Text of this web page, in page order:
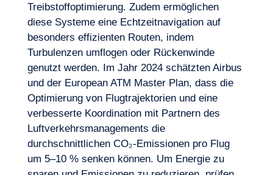
Treibstoffoptimierung. Zudem ermöglichen
diese Systeme eine Echtzeitnavigation auf
besonders effizienten Routen, indem
Turbulenzen umflogen oder Rückenwinde
genutzt werden. Im Jahr 2024 schätzten Airbus
und der European ATM Master Plan, dass die
Optimierung von Flugtrajektorien und eine
verbesserte Koordination mit Partnern des
Luftverkehrsmanagements die
durchschnittlichen CO₂-Emissionen pro Flug
um 5–10 % senken können. Um Energie zu